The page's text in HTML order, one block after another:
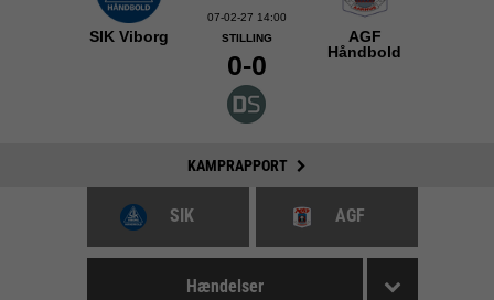
SIK Viborg
07-02-27 14:00
STILLING
0-0
AGF
Håndbold
KAMPRAPPORT
SIK AGF
Hændelser